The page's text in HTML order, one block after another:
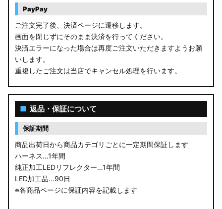
PayPay
ご注文完了後、決済ページに遷移します。
画面を閉じずにそのまま決済を行ってください。
決済エラーになった場合は再度ご注文いただきますようお願
いします。
重複したご注文は当店でキャンセル処理を行います。
■ 返品・保証について
保証期間
商品出荷日から商品カテゴリごとに一定期間保証します
ハーネス…1年間
純正加工LEDリフレクター…1年間
LED加工品…90日
※各商品ページに保証内容を記載します